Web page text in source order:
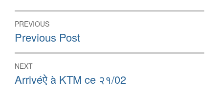
Post
navigation
PREVIOUS
Previous
post:
Previous Post
NEXT
Next
post:
Arrivéऐ à KTM ce २१/02